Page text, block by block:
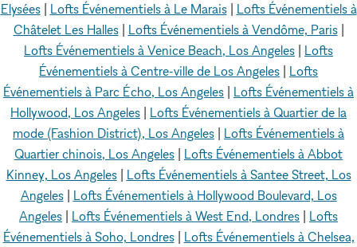
Elysées| Lofts Événementiels à Le Marais| Lofts Événementiels à
Châtelet Les Halles| Lofts Événementiels à Vendôme, Paris|
Lofts Événementiels à Venice Beach, Los Angeles
Lofts
Événementiels à Centre-ville de Los Angeles
Lofts
Événementiels à Parc Écho, Los Angeles
Lofts Événementiels à
Hollywood, Los Angeles
Lofts Événementiels à Quartier de la
mode (Fashion District), Los Angeles
Lofts Événementiels à
Quartier chinois, Los Angeles
Lofts Événementiels à Abbot
Kinney, Los Angeles| Lofts Événementiels à Santee Street, Los
Angeles| Lofts Événementiels à Hollywood Boulevard, Los
Angeles
Lofts Événementiels à West End, Londres
Lofts
Événementiels à Soho, Londres| Lofts Événementiels à Chelsea,